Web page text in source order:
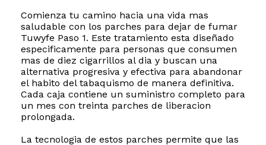
Comienza tu camino hacia una vida mas
saludable con los parches para dejar de fumar
Tuwyfe Paso 1. Este tratamiento esta diseñado
especificamente para personas que consumen
mas de diez cigarrillos al dia y buscan una
alternativa progresiva y efectiva para abandonar
el habito del tabaquismo de manera definitiva.
Cada caja contiene un suministro completo para
un mes con treinta parches de liberacion
prolongada.
La tecnologia de estos parches permite que las